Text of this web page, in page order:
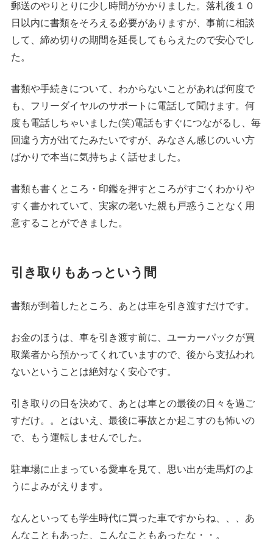
郵送のやりとりに少し時間がかかりました。落札後１０
日以内に書類をそろえる必要がありますが、事前に相談
して、締め切りの期間を延長してもらえたので安心でし
た。
書類や手続きについて、わからないことがあれば何度で
も、フリーダイヤルのサポートに電話して聞けます。何
度も電話しちゃいました(笑)電話もすぐにつながるし、毎
回違う方が出てたみたいですが、みなさん感じのいい方
ばかりで本当に気持ちよく話せました。
書類も書くところ・印鑑を押すところがすごくわかりや
すく書かれていて、実家の老いた親も戸惑うことなく用
意することができました。
引き取りもあっという間
書類が到着したところ、あとは車を引き渡すだけです。
お金のほうは、車を引き渡す前に、ユーカーパックが買
取業者から預かってくれていますので、後から支払われ
ないということは絶対なく安心です。
引き取りの日を決めて、あとは車との最後の日々を過ご
すだけ。。とはいえ、最後に事故とか起こすのも怖いの
で、もう運転しませんでした。
駐車場に止まっている愛車を見て、思い出が走馬灯のよ
うによみがえります。
なんといっても学生時代に買った車ですからね、、、あ
んなこともあった、こんなこともあったな・・。